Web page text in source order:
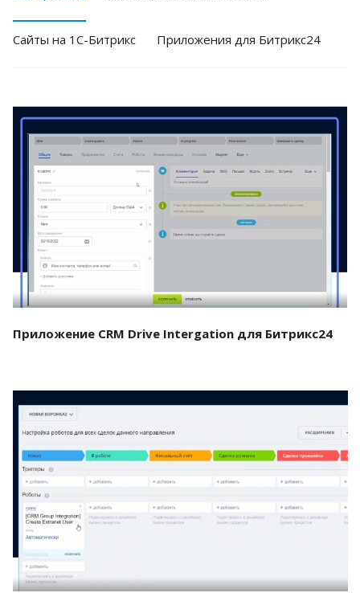
Cайты на 1С-Битрикс Приложения для Битрикс24
Смотреть проект
Приложение CRM Drive Intergation для Битрикс24
Смотреть проект